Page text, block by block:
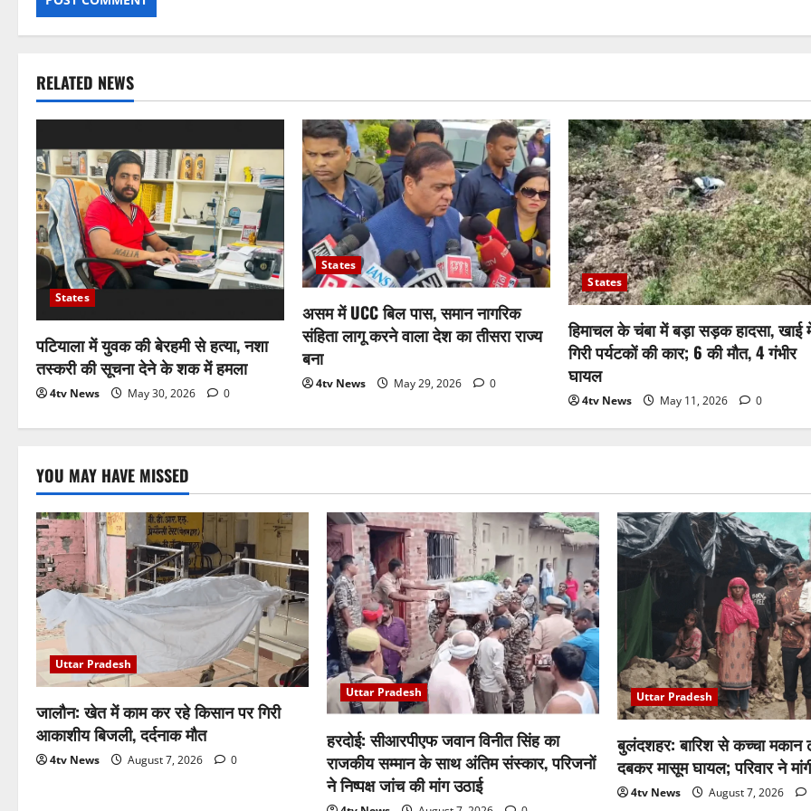
RELATED NEWS
States
पटियाला में युवक की बेरहमी से हत्या, नशा
तस्करी की सूचना देने के शक में हमला
4tv News May 30, 2026 0
States
असम में UCC बिल पास, समान नागरिक
संहिता लागू करने वाला देश का तीसरा राज्य
बना
4tv News May 29, 2026 0
States
हिमाचल के चंबा में बड़ा सड़क हादसा, खाई
गिरी पर्यटकों की कार; 6 की मौत, 4 गंभीर
घायल
4tv News May 11, 2026 0
YOU MAY HAVE MISSED
Uttar Pradesh
जालौन: खेत में काम कर रहे किसान पर गिरी
आकाशीय बिजली, दर्दनाक मौत
4tv News August 7, 2026 0
Uttar Pradesh
हरदोई: सीआरपीएफ जवान विनीत सिंह का
राजकीय सम्मान के साथ अंतिम संस्कार, परिजनों
ने निष्पक्ष जांच की मांग उठाई
Uttar Pradesh
बुलंदशहर: बारिश से कच्चा मकान
दबकर मासूम घायल; परिवार ने
4tv News August 7, 2026